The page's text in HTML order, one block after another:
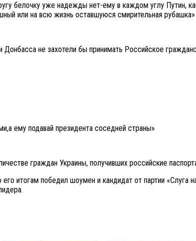
белочку уже надежды нет-ему в каждом углу Путин,
или на всю жизнь оставшуюся смирительная рубашка»
Донбасса не захотели бы принимать Российское
ему подавай президента соседней страны»
граждан Украины, получивших российские
итогам победил шоумен и кандидат от партии «Слуга